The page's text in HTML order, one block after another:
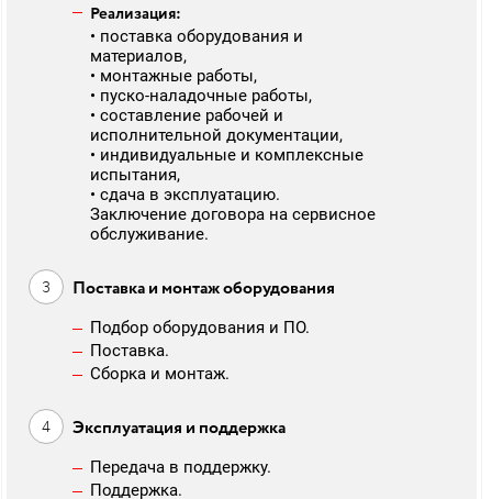
Реализация:
• поставка оборудования и
материалов,
• монтажные работы,
• пуско-наладочные работы,
• составление рабочей и
исполнительной документации,
• индивидуальные и комплексные
испытания,
• сдача в эксплуатацию.
Заключение договора на сервисное
обслуживание.
Поставка и монтаж оборудования
Подбор оборудования и ПО.
Поставка.
Сборка и монтаж.
Эксплуатация и поддержка
Передача в поддержку.
Поддержка.